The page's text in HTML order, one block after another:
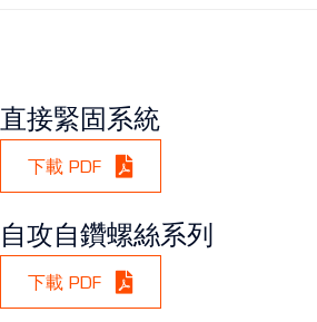
直接緊固系統
下載 PDF
自攻自鑽螺絲系列
下載 PDF